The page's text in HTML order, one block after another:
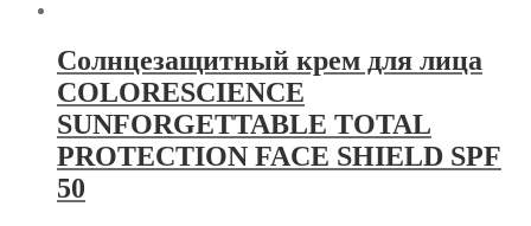
Солнцезащитный крем для лица
COLORESCIENCE
SUNFORGETTABLE TOTAL
PROTECTION FACE SHIELD SPF
50